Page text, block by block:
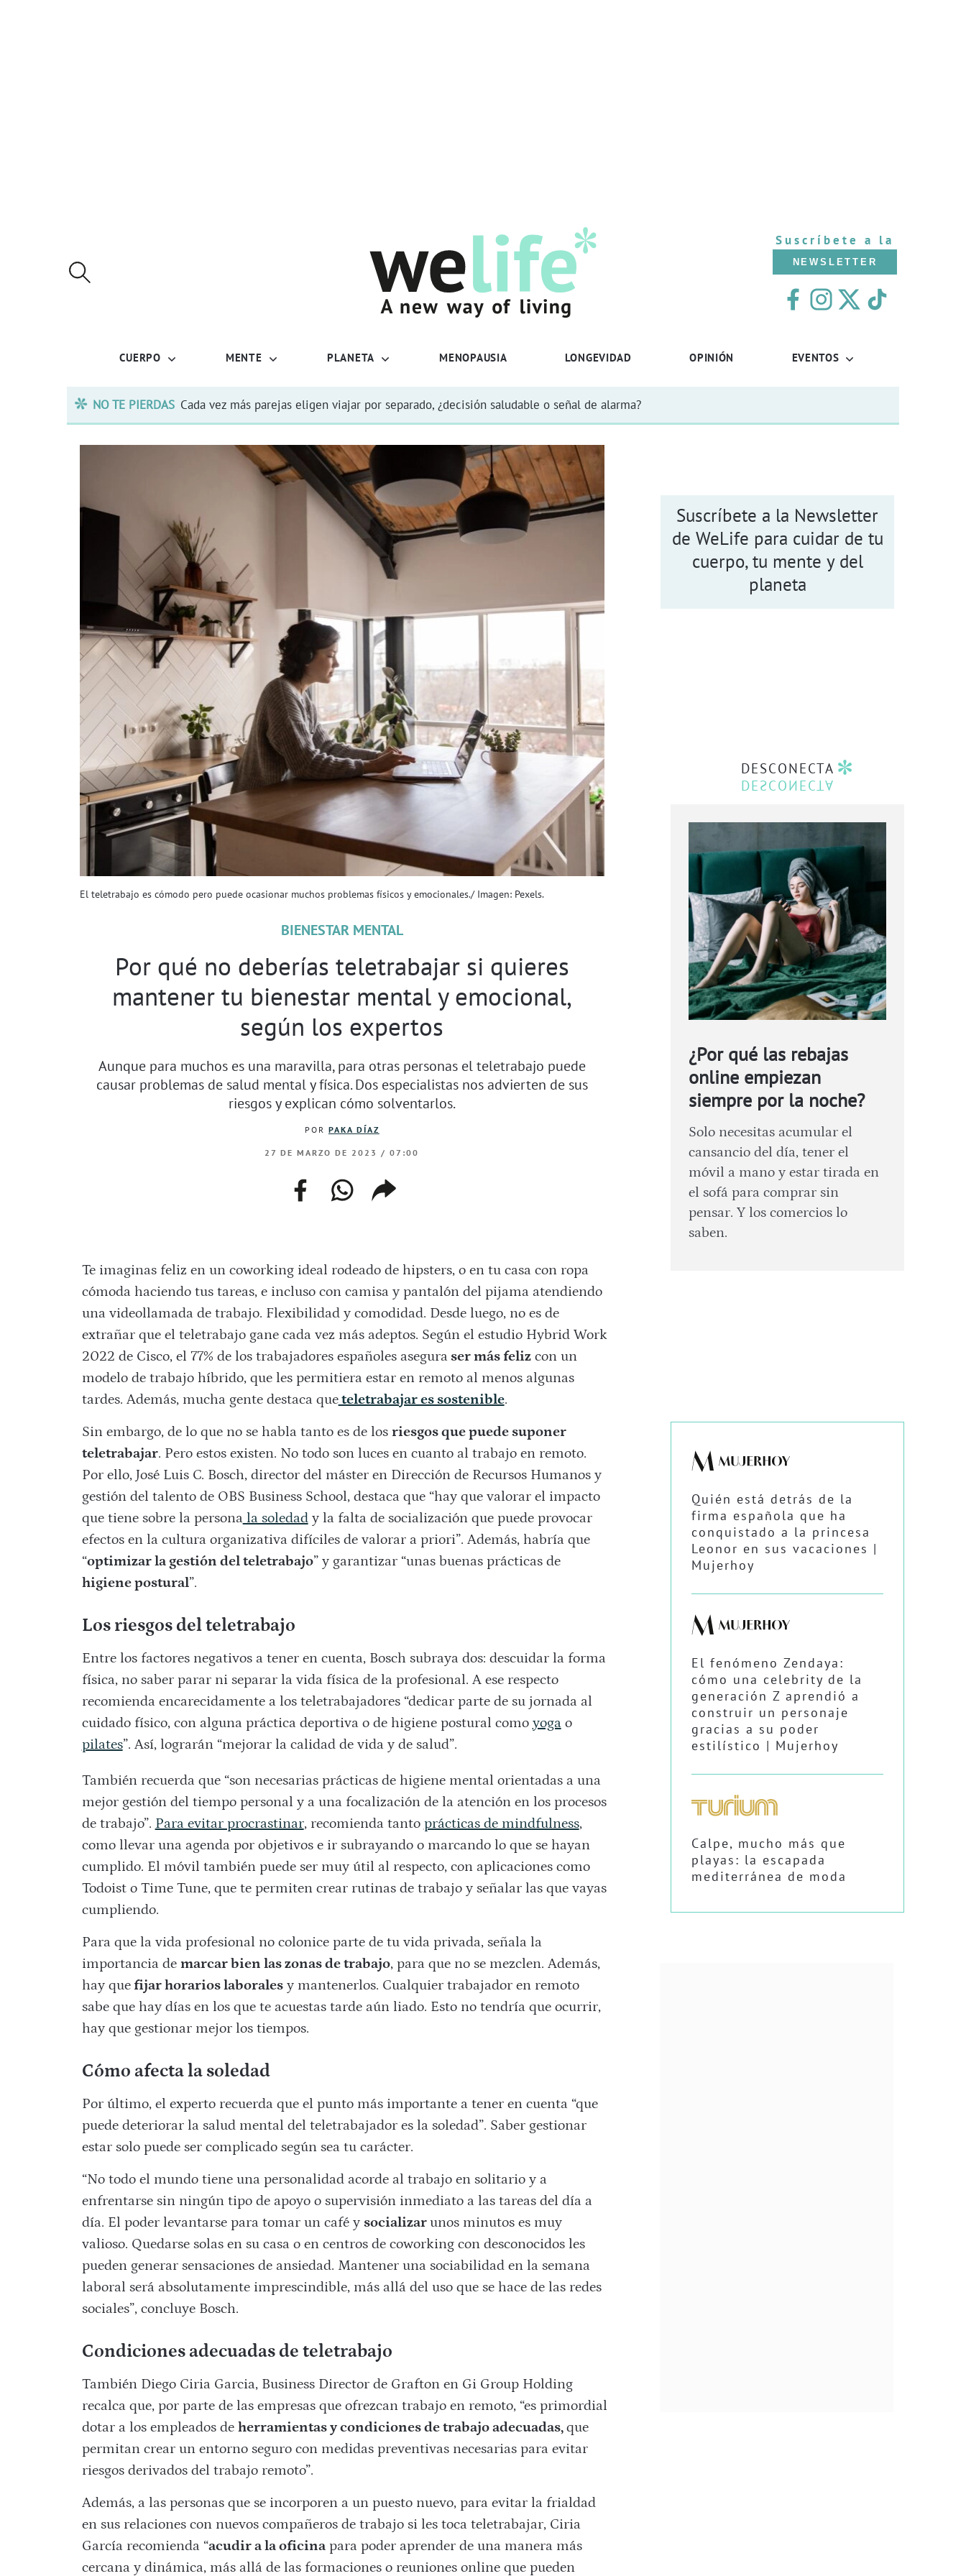
Suscríbete a la
NEWSLETTER
CUERPO MENTE PLANETA MENOPAUSIA LONGEVIDAD OPINIÓN EVENTOS
NO TE PIERDAS Cada vez más parejas eligen viajar por separado, ¿decisión saludable o señal de alarma?
El teletrabajo es cómodo pero puede ocasionar muchos problemas físicos y emocionales./ Imagen: Pexels.
BIENESTAR MENTAL
Por qué no deberías teletrabajar si quieres
mantener tu bienestar mental y emocional,
según los expertos
Aunque para muchos es una maravilla, para otras personas el teletrabajo puede
causar problemas de salud mental y física. Dos especialistas nos advierten de sus
riesgos y explican cómo solventarlos.
POR PAKA DÍAZ
27 DE MARZO DE 2023 / 07:00
facebookwhatsapp
web
copiar
enlace
Te imaginas feliz en un coworking ideal rodeado de hipsters, o en tu casa con ropa
cómoda haciendo tus tareas, e incluso con camisa y pantalón del pijama atendiendo
una videollamada de trabajo. Flexibilidad y comodidad. Desde luego, no es de
extrañar que el teletrabajo gane cada vez más adeptos. Según el estudio Hybrid Work
2022 de Cisco, el 77% de los trabajadores españoles aseguraser más felizcon un
modelo de trabajo híbrido, que les permitiera estar en remoto al menos algunas
tardes. Además, mucha gente destaca queteletrabajar es sostenible.
Sin embargo, de lo que no se habla tanto es de los riesgos que puede suponer
teletrabajar. Pero estos existen. No todo son luces en cuanto al trabajo en remoto.
Por ello, José Luis C. Bosch, director del máster en Dirección de Recursos Humanos y
gestión del talento de OBS Business School, destaca que “hay que valorar el impacto
que tiene sobre la personala soledady la falta de socialización que puede provocar
efectos en la cultura organizativa difíciles de valorar a priori”. Además, habría que
“optimizar la gestión del teletrabajo” y garantizar “unas buenas prácticas de
higiene postural”.
Los riesgos del teletrabajo
Entre los factores negativos a tener en cuenta, Bosch subraya dos: descuidar la forma
física, no saber parar ni separar la vida física de la profesional. A ese respecto
recomienda encarecidamente a los teletrabajadores “dedicar parte de su jornada al
cuidado físico, con alguna práctica deportiva o de higiene postural como yogao
pilates”. Así, lograrán “mejorar la calidad de vida y de salud”.
También recuerda que “son necesarias prácticas de higiene mental orientadas a una
mejor gestión del tiempo personal y a una focalización de la atención en los procesos
de trabajo”. Para evitar procrastinar, recomienda tanto prácticas de mindfulness,
como llevar una agenda por objetivos e ir subrayando o marcando lo que se hayan
cumplido. El móvil también puede ser muy útil al respecto, con aplicaciones como
Todoist o Time Tune, que te permiten crear rutinas de trabajo y señalar las que vayas
cumpliendo.
Para que la vida profesional no colonice parte de tu vida privada, señala la
importancia de marcar bien las zonas de trabajo, para que no se mezclen. Además,
hay quefijar horarios laboralesy mantenerlos. Cualquier trabajador en remoto
sabe que hay días en los que te acuestas tarde aún liado. Esto no tendría que ocurrir,
hay que gestionar mejor los tiempos.
Cómo afecta la soledad
Por último, el experto recuerda que el punto más importante a tener en cuenta “que
puede deteriorar la salud mental del teletrabajador es la soledad”. Saber gestionar
estar solo puede ser complicado según sea tu carácter.
“No todo el mundo tiene una personalidad acorde al trabajo en solitario y a
enfrentarse sin ningún tipo de apoyo o supervisión inmediato a las tareas del día a
día. El poder levantarse para tomar un café y socializarunos minutos es muy
valioso. Quedarse solas en su casa o en centros de coworking con desconocidos les
pueden generar sensaciones de ansiedad. Mantener una sociabilidad en la semana
laboral será absolutamente imprescindible, más allá del uso que se hace de las redes
sociales”, concluye Bosch.
Condiciones adecuadas de teletrabajo
También Diego Ciria Garcia, Business Director de Grafton en Gi Group Holding
recalca que, por parte de las empresas que ofrezcan trabajo en remoto, “es primordial
dotar a los empleados de herramientas y condiciones de trabajo adecuadas,que
permitan crear un entorno seguro con medidas preventivas necesarias para evitar
riesgos derivados del trabajo remoto”.
Además, a las personas que se incorporen a un puesto nuevo, para evitar la frialdad
en sus relaciones con nuevos compañeros de trabajo si les toca teletrabajar, Ciria
García recomienda “acudir a la oficinapara poder aprender de una manera más
cercana y dinámica, más allá de las formaciones o reuniones online que pueden
Suscríbete a la Newsletter
de WeLife para cuidar de tu
cuerpo, tu mente y del
planeta
DESCONECTA
¿Por qué las rebajas
online empiezan
siempre por la noche?
Solo necesitas acumular el
cansancio del día, tener el
móvil a mano y estar tirada en
el sofá para comprar sin
pensar. Y los comercios lo
saben.
Quién está detrás de la
firma española que ha
conquistado a la princesa
Leonor en sus vacaciones |
Mujerhoy
El fenómeno Zendaya:
cómo una celebrity de la
generación Z aprendió a
construir un personaje
gracias a su poder
estilístico | Mujerhoy
Calpe, mucho más que
playas: la escapada
mediterránea de moda